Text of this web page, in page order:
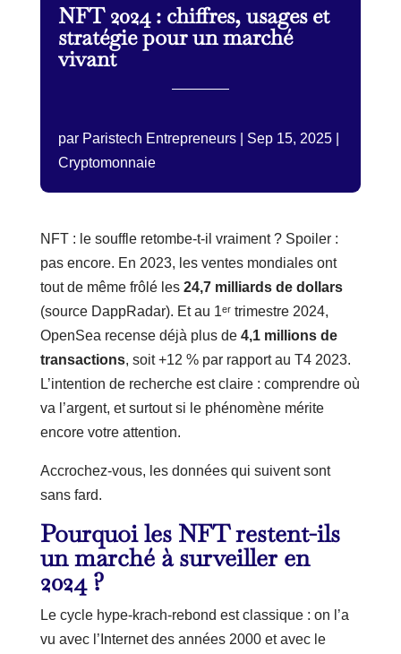
NFT 2024 : chiffres, usages et
stratégie pour un marché
vivant
par Paristech Entrepreneurs| Sep 15, 2025|
Cryptomonnaie
NFT : le souffle retombe-t-il vraiment ? Spoiler :
pas encore. En 2023, les ventes mondiales ont
tout de même frôlé les 24,7 milliards de dollars
(source DappRadar). Et au 1ᵉʳ trimestre 2024,
OpenSea recense déjà plus de 4,1 millions de
transactions, soit +12 % par rapport au T4 2023.
L’intention de recherche est claire : comprendre où
va l’argent, et surtout si le phénomène mérite
encore votre attention.
Accrochez-vous, les données qui suivent sont
sans fard.
Pourquoi les NFT restent-ils
un marché à surveiller en
2024 ?
Le cycle hype-krach-rebond est classique : on l’a
vu avec l’Internet des années 2000 et avec le